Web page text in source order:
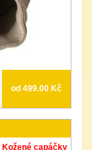
od 499.00 Kč
Kožené capáčky